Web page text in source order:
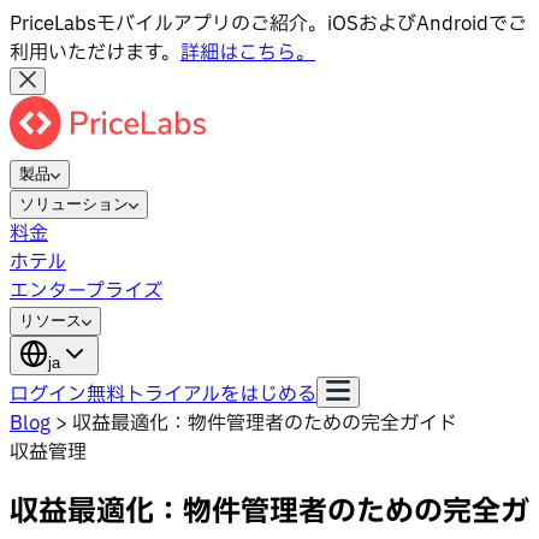
PriceLabsモバイルアプリのご紹介。iOSおよびAndroidでご
利用いただけます。 詳細はこちら。
製品
ソリューション
料金
ホテル
エンタープライズ
リソース
ja
ログイン無料トライアルをはじめる
Blog > 収益最適化：物件管理者のための完全ガイド
収益管理
収益最適化：物件管理者のための完全ガ